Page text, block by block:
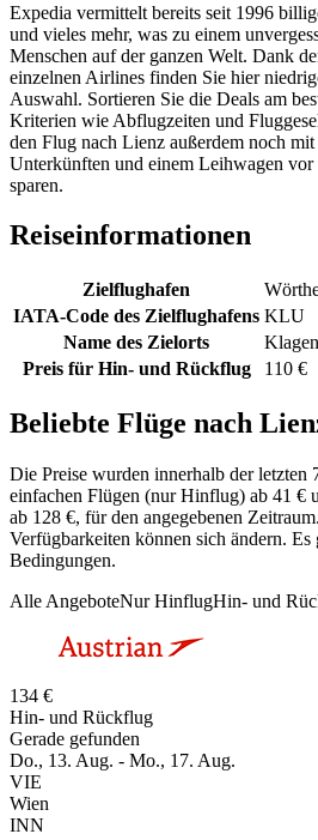
Expedia vermittelt bereits seit 1996
und vieles mehr, was zu einem
Menschen auf der ganzen Welt. Dank
einzelnen Airlines finden Sie hier
Auswahl. Sortieren Sie die Deals am
Kriterien wie Abflugzeiten und
den Flug nach Lienz außerdem noch mit
Unterkünften und einem Leihwagen
sparen.
Reiseinformationen
Zielflughafen
IATA-Code des Zielflughafens KLU
Name des Zielorts
Preis für Hin- und Rückflug
110 €
Beliebte Flüge nach
Die Preise wurden innerhalb der letzten
einfachen Flügen (nur Hinflug) ab 41 €
ab 128 €, für den angegebenen
Verfügbarkeiten können sich ändern. Es
Bedingungen.
Alle AngeboteNur HinflugHin- und
134 €
Hin- und Rückflug
Gerade gefunden
Do., 13. Aug. - Mo., 17. Aug.
VIE
Wien
INN